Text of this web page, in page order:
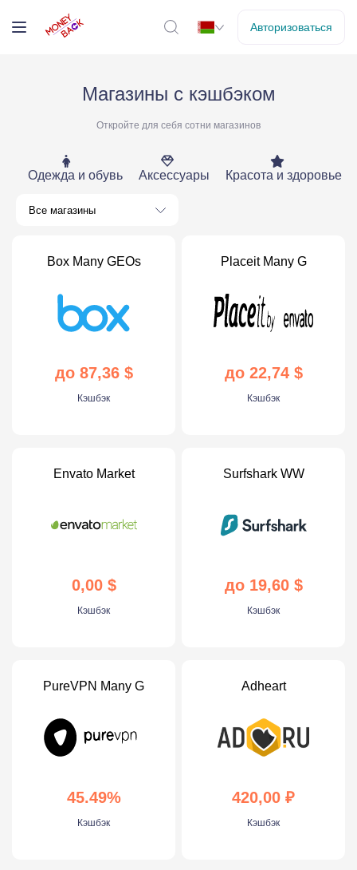
Авторизоваться
Магазины с кэшбэком
Откройте для себя сотни магазинов
Одежда и обувь Аксессуары Красота и здоровье
Все магазины
Box Many GEOs
до 87,36 $
Кэшбэк
Placeit Many G
до 22,74 $
Кэшбэк
Envato Market
0,00 $
Кэшбэк
Surfshark WW
до 19,60 $
Кэшбэк
PureVPN Many G
45.49%
Кэшбэк
Adheart
420,00 ₽
Кэшбэк